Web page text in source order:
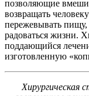
позволяющие
возвращать
пережевывать пищу,
радоваться жизни.
поддающийся
изготовленную
Хирургическая